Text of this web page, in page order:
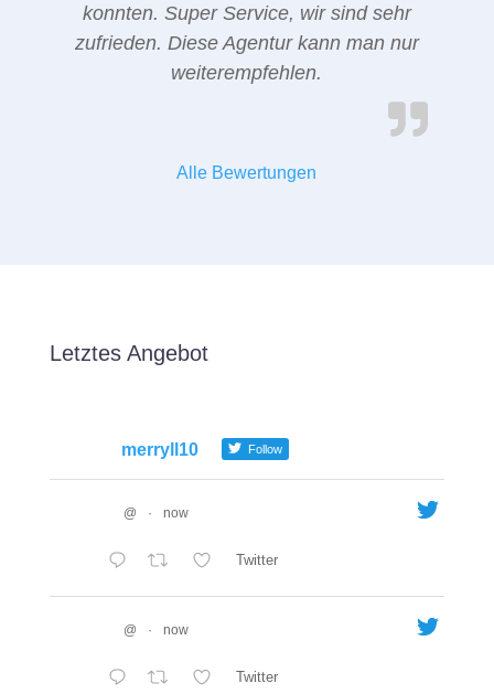
konnten. Super Service, wir sind sehr
zufrieden. Diese Agentur kann man nur
weiterempfehlen.
Alle Bewertungen
Letztes Angebot
merryll10 Follow
@ · now
Twitter
@ · now
Twitter